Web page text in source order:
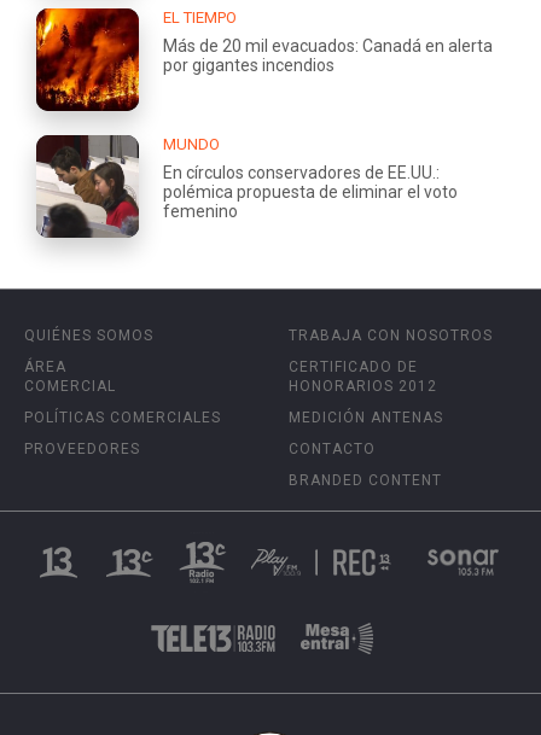
EL TIEMPO
Más de 20 mil evacuados: Canadá en alerta
por gigantes incendios
MUNDO
En círculos conservadores de EE.UU.:
polémica propuesta de eliminar el voto
femenino
QUIÉNES SOMOS
ÁREA
COMERCIAL
POLÍTICAS COMERCIALES
PROVEEDORES
TRABAJA CON NOSOTROS
CERTIFICADO DE
HONORARIOS 2012
MEDICIÓN ANTENAS
CONTACTO
BRANDED CONTENT